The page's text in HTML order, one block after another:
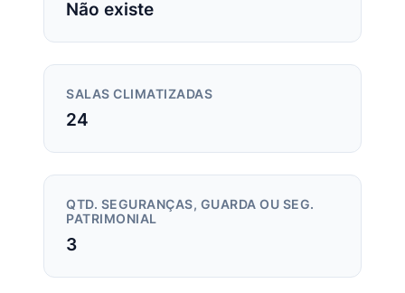
Não existe
SALAS CLIMATIZADAS
24
QTD. SEGURANÇAS, GUARDA OU SEG.
PATRIMONIAL
3